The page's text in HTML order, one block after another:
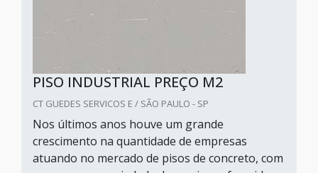
PISO INDUSTRIAL PREÇO M2
CT GUEDES SERVICOS E / SÃO PAULO - SP
Nos últimos anos houve um grande
crescimento na quantidade de empresas
atuando no mercado de pisos de concreto, com